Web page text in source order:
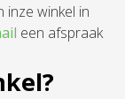
inze winkel in
een afspraak